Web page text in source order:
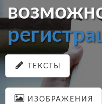
ТЕКСТЫ
ИЗОБРАЖЕНИЯ